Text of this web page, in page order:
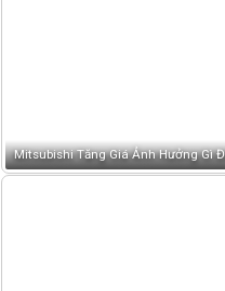
Mitsubishi Tăng Giá Ảnh Hưởng Gì